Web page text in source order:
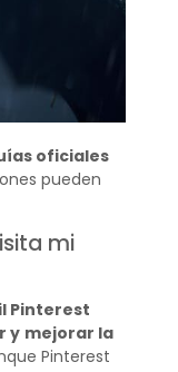
oficiales
pueden
mi
Pinterest
y mejorar la
Pinterest